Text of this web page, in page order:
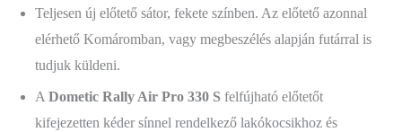
Teljesen új előtető sátor, fekete színben. Az előtető azonnal
elérhető Komáromban, vagy megbeszélés alapján futárral is
tudjuk küldeni.
ADometic Rally Air Pro 330 S felfújható előtetőt
kifejezetten kéder sínnel rendelkező lakókocsikhoz és